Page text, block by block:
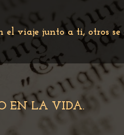
el viaje junto a ti, otros
EN LA VIDA.